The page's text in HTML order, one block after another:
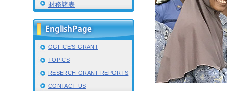
IR情報
採用情報
財務諸表
OGFICE'S GRANT
TOPICS
RESERCH GRANT REPORTS
CONTACT US